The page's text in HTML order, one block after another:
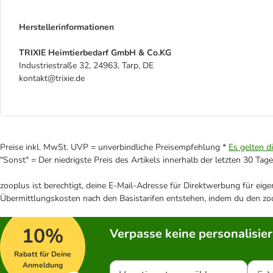
Herstellerinformationen
TRIXIE Heimtierbedarf GmbH & Co.KG
Industriestraße 32, 24963, Tarp, DE
kontakt@trixie.de
Preise inkl. MwSt. UVP = unverbindliche Preisempfehlung * Es gelten
"Sonst" = Der niedrigste Preis des Artikels innerhalb der letzten 30
zooplus ist berechtigt, deine E-Mail-Adresse für Direktwerbung für
Übermittlungskosten nach den Basistarifen entstehen, indem du den
10%
Rabatt für Deine
Anmeldung
Verpasse keine